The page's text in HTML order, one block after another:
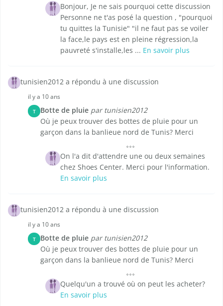
Bonjour, Je ne sais pourquoi cette discussion
Personne ne t'as posé la question , "pourquoi
tu quittes la Tunisie" "il ne faut pas se voiler
la face,le pays est en pleine régression,la
pauvreté s'installe,les ... En savoir plus
tunisien2012 a répondu à une discussion
il y a 10 ans
T Botte de pluie par tunisien2012
Où je peux trouver des bottes de pluie pour un
garçon dans la banlieue nord de Tunis? Merci
On l'a dit d'attendre une ou deux semaines
chez Shoes Center. Merci pour l'information.
En savoir plus
tunisien2012 a répondu à une discussion
il y a 10 ans
T Botte de pluie par tunisien2012
Où je peux trouver des bottes de pluie pour un
garçon dans la banlieue nord de Tunis? Merci
Quelqu'un a trouvé où on peut les acheter?
En savoir plus